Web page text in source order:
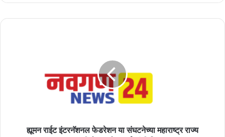
ह्यूमन राईट इंटरनॅशनल फेडरेशन या संघटनेच्या महाराष्ट्र राज्य